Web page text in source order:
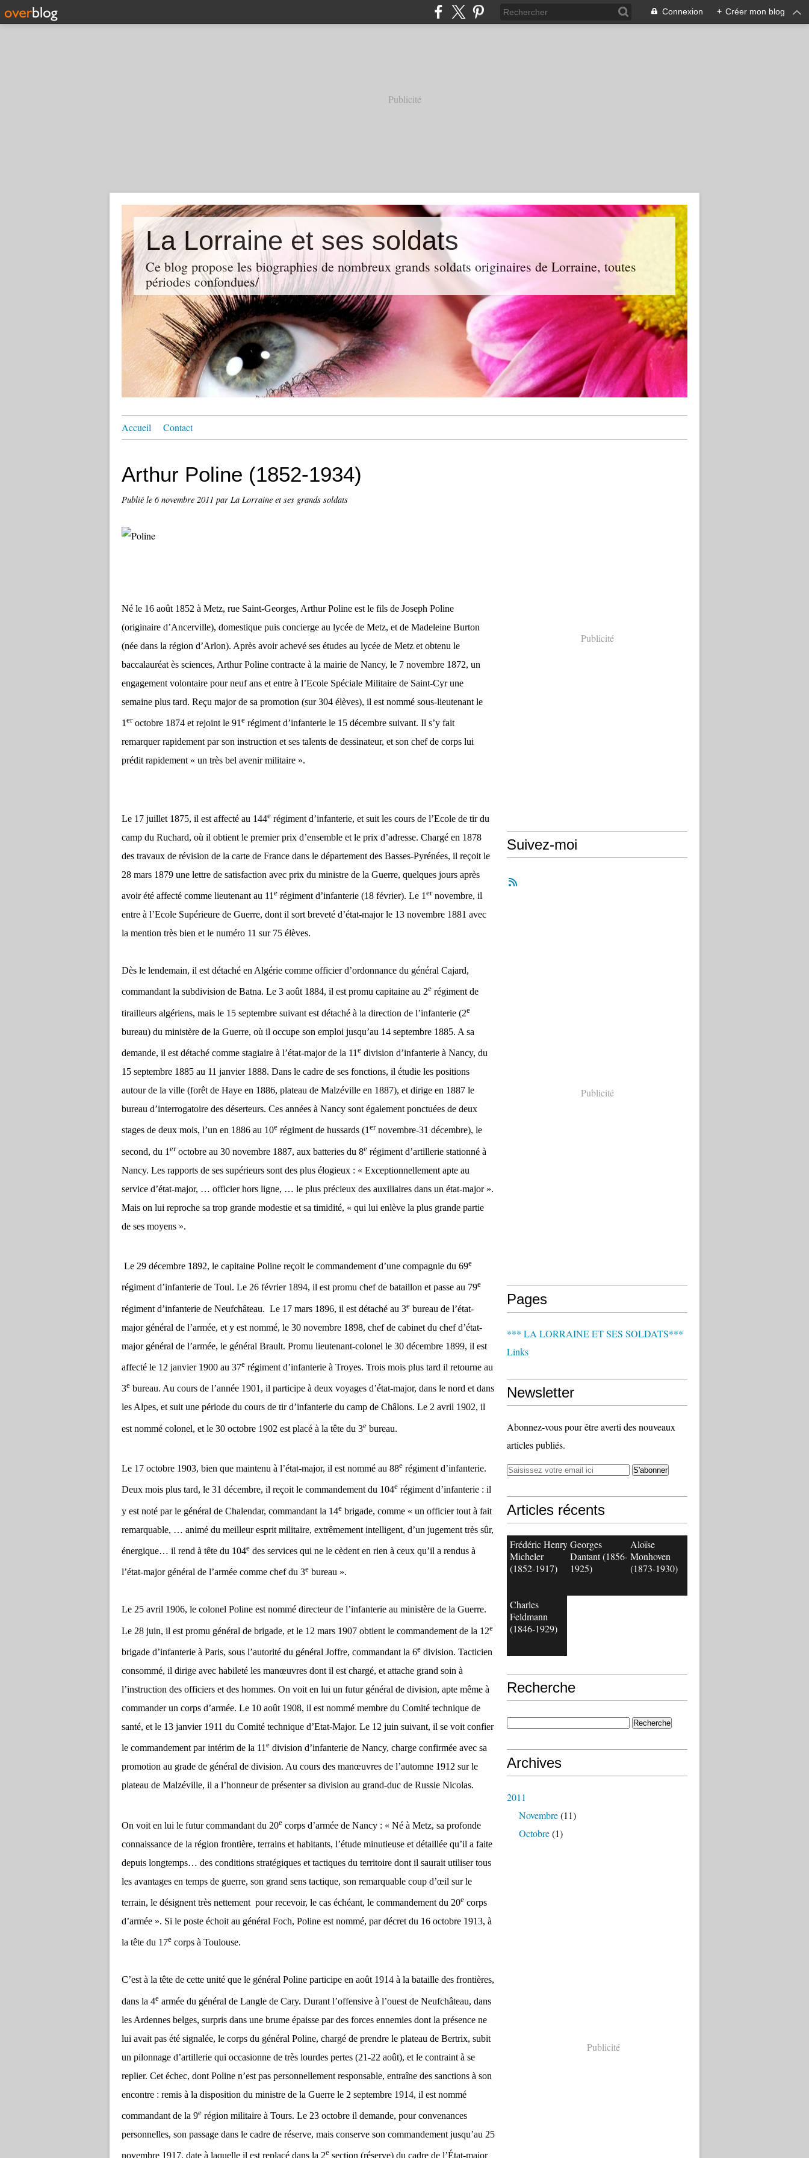
Connexion + Créer mon blog
Publicité
La Lorraine et ses soldats
Ce blog propose les biographies de nombreux grands soldats originaires de Lorraine, toutes
périodes confondues/
Accueil Contact
Arthur Poline (1852-1934)
Publié le 6 novembre 2011 par La Lorraine et ses grands soldats
Né le 16 août 1852 à Metz, rue Saint-Georges, Arthur Poline est le fils de Joseph Poline
(originaire d’Ancerville), domestique puis concierge au lycée de Metz, et de Madeleine Burton
(née dans la région d’Arlon). Après avoir achevé ses études au lycée de Metz et obtenu le
baccalauréat ès sciences, Arthur Poline contracte à la mairie de Nancy, le 7 novembre 1872, un
engagement volontaire pour neuf ans et entre à l’Ecole Spéciale Militaire de Saint-Cyr une
semaine plus tard. Reçu major de sa promotion (sur 304 élèves), il est nommé sous-lieutenant le
1 eroctobre 1874 et rejoint le 91 e régiment d’infanterie le 15 décembre suivant. Il s’y fait
remarquer rapidement par son instruction et ses talents de dessinateur, et son chef de corps lui
prédit rapidement « un très bel avenir militaire ».
Le 17 juillet 1875, il est affecté au 144e régiment d’infanterie, et suit les cours de l’Ecole de tir du
camp du Ruchard, où il obtient le premier prix d’ensemble et le prix d’adresse. Chargé en 1878
des travaux de révision de la carte de France dans le département des Basses-Pyrénées, il reçoit le
28 mars 1879 une lettre de satisfaction avec prix du ministre de la Guerre, quelques jours après
avoir été affecté comme lieutenant au 11 e régiment d’infanterie (18 février). Le 1 ernovembre, il
entre à l’Ecole Supérieure de Guerre, dont il sort breveté d’état-major le 13 novembre 1881 avec
la mention très bien et le numéro 11 sur 75 élèves.
Dès le lendemain, il est détaché en Algérie comme officier d’ordonnance du général Cajard,
commandant la subdivision de Batna. Le 3 août 1884, il est promu capitaine au 2e régiment de
tirailleurs algériens, mais le 15 septembre suivant est détaché à la direction de l’infanterie (2e
bureau) du ministère de la Guerre, où il occupe son emploi jusqu’au 14 septembre 1885. A sa
demande, il est détaché comme stagiaire à l’état-major de la 11 e division d’infanterie à Nancy, du
15 septembre 1885 au 11 janvier 1888. Dans le cadre de ses fonctions, il étudie les positions
autour de la ville (forêt de Haye en 1886, plateau de Malzéville en 1887), et dirige en 1887 le
bureau d’interrogatoire des déserteurs. Ces années à Nancy sont également ponctuées de deux
stages de deux mois, l’un en 1886 au 10e régiment de hussards (1 ernovembre-31 décembre), le
second, du 1 eroctobre au 30 novembre 1887, aux batteries du 8e régiment d’artillerie stationné à
Nancy. Les rapports de ses supérieurs sont des plus élogieux : « Exceptionnellement apte au
service d’état-major, … officier hors ligne, … le plus précieux des auxiliaires dans un état-major ».
Mais on lui reproche sa trop grande modestie et sa timidité, « qui lui enlève la plus grande partie
de ses moyens ».
Le 29 décembre 1892, le capitaine Poline reçoit le commandement d’une compagnie du 69e
régiment d’infanterie de Toul. Le 26 février 1894, il est promu chef de bataillon et passe au 79e
régiment d’infanterie de Neufchâteau. Le 17 mars 1896, il est détaché au 3e bureau de l’état-
major général de l’armée, et y est nommé, le 30 novembre 1898, chef de cabinet du chef d’état-
major général de l’armée, le général Brault. Promu lieutenant-colonel le 30 décembre 1899, il est
affecté le 12 janvier 1900 au 37e régiment d’infanterie à Troyes. Trois mois plus tard il retourne au
3e bureau. Au cours de l’année 1901, il participe à deux voyages d’état-major, dans le nord et dans
les Alpes, et suit une période du cours de tir d’infanterie du camp de Châlons. Le 2 avril 1902, il
est nommé colonel, et le 30 octobre 1902 est placé à la tête du 3e bureau.
Le 17 octobre 1903, bien que maintenu à l’état-major, il est nommé au 88e régiment d’infanterie.
Deux mois plus tard, le 31 décembre, il reçoit le commandement du 104e régiment d’infanterie : il
y est noté par le général de Chalendar, commandant la 14e brigade, comme « un officier tout à fait
remarquable, … animé du meilleur esprit militaire, extrêmement intelligent, d’un jugement très sûr,
énergique… il rend à tête du 104e des services qui ne le cèdent en rien à ceux qu’il a rendus à
l’état-major général de l’armée comme chef du 3e bureau ».
Le 25 avril 1906, le colonel Poline est nommé directeur de l’infanterie au ministère de la Guerre.
Le 28 juin, il est promu général de brigade, et le 12 mars 1907 obtient le commandement de la 12e
brigade d’infanterie à Paris, sous l’autorité du général Joffre, commandant la 6e division. Tacticien
consommé, il dirige avec habileté les manœuvres dont il est chargé, et attache grand soin à
l’instruction des officiers et des hommes. On voit en lui un futur général de division, apte même à
commander un corps d’armée. Le 10 août 1908, il est nommé membre du Comité technique de
santé, et le 13 janvier 1911 du Comité technique d’Etat-Major. Le 12 juin suivant, il se voit confier
le commandement par intérim de la 11 e division d’infanterie de Nancy, charge confirmée avec sa
promotion au grade de général de division. Au cours des manœuvres de l’automne 1912 sur le
plateau de Malzéville, il a l’honneur de présenter sa division au grand-duc de Russie Nicolas.
On voit en lui le futur commandant du 20e corps d’armée de Nancy : « Né à Metz, sa profonde
connaissance de la région frontière, terrains et habitants, l’étude minutieuse et détaillée qu’il a faite
depuis longtemps… des conditions stratégiques et tactiques du territoire dont il saurait utiliser tous
les avantages en temps de guerre, son grand sens tactique, son remarquable coup d’œil sur le
terrain, le désignent très nettement pour recevoir, le cas échéant, le commandement du 20e corps
d’armée ». Si le poste échoit au général Foch, Poline est nommé, par décret du 16 octobre 1913, à
la tête du 17e corps à Toulouse.
C’est à la tête de cette unité que le général Poline participe en août 1914 à la bataille des frontières,
dans la 4e armée du général de Langle de Cary. Durant l’offensive à l’ouest de Neufchâteau, dans
les Ardennes belges, surpris dans une brume épaisse par des forces ennemies dont la présence ne
lui avait pas été signalée, le corps du général Poline, chargé de prendre le plateau de Bertrix, subit
un pilonnage d’artillerie qui occasionne de très lourdes pertes (21-22 août), et le contraint à se
replier. Cet échec, dont Poline n’est pas personnellement responsable, entraîne des sanctions à son
encontre : remis à la disposition du ministre de la Guerre le 2 septembre 1914, il est nommé
commandant de la 9e région militaire à Tours. Le 23 octobre il demande, pour convenances
personnelles, son passage dans le cadre de réserve, mais conserve son commandement jusqu’au 25
novembre 1917, date à laquelle il est replacé dans la 2e section (réserve) du cadre de l’État-major
Publicité
Suivez-moi
Publicité
Pages
*** LA LORRAINE ET SES SOLDATS***
Links
Newsletter
Abonnez-vous pour être averti des nouveaux
articles publiés.
Articles récents
Frédéric Henry
Micheler
(1852-1917)
Georges
Dantant (1856-
1925)
Aloïse
Monhoven
(1873-1930)
Charles
Feldmann
(1846-1929)
Recherche
Archives
2011
Novembre(11)
Octobre(1)
Publicité